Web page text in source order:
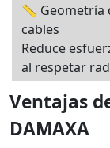
📏 Geometría
cables
Reduce
al respetar
Ventajas
DAMAXA